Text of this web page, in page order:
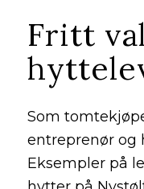
Fritt
Som
entreprenør og
Eksempler på